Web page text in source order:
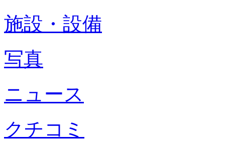
施設・設備
写真
ニュース
クチコミ